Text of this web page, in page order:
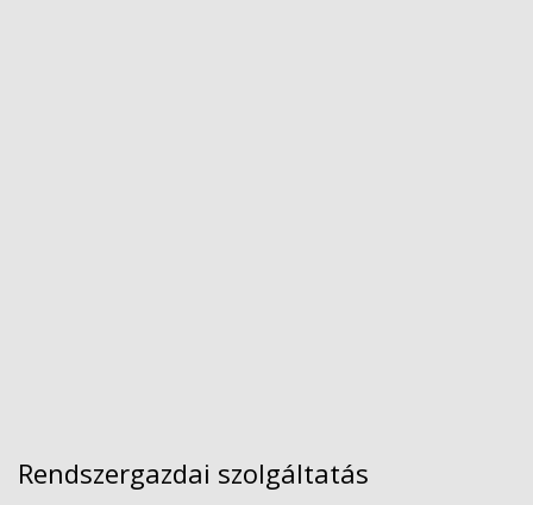
Rendszergazdai szolgáltatás